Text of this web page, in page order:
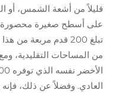
قليلاً من أشعة الشمس، أو
على أسطح صغيرة محصورة
تبلغ 200 قدم مربعة
من المساحات التقليدية،
العادي. وفضلاً عن ذلك، فإنه